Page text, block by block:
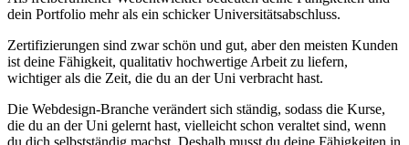
dein Portfolio mehr als ein schicker Universitätsabschluss.
Zertifizierungen sind zwar schön und gut, aber den meisten Kunden
ist deine Fähigkeit, qualitativ hochwertige Arbeit zu liefern,
wichtiger als die Zeit, die du an der Uni verbracht hast.
Die Webdesign-Branche verändert sich ständig, sodass die Kurse,
die du an der Uni gelernt hast, vielleicht schon veraltet sind, wenn
du dich selbstständig machst. Deshalb musst du deine Fähigkeiten in